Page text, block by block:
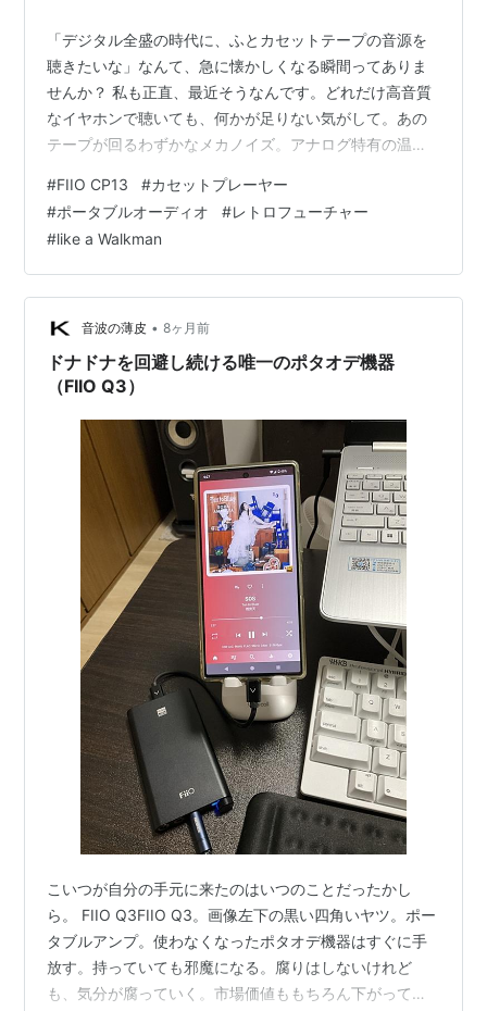
「デジタル全盛の時代に、ふとカセットテープの音源を
聴きたいな」なんて、急に懐かしくなる瞬間ってありま
せんか？ 私も正直、最近そうなんです。どれだけ高音質
なイヤホンで聴いても、何かが足りない気がして。あの
テープが回るわずかなメカノイズ。アナログ特有の温か
メントをしていますが、だからこそ、こうした「非効率
な贅沢」に価値を見出してしまうのです。 SONY
Walkmanの記憶が蘇るデザイン。「コンセプトの継承」
に魅了された つい最近、ネットで見かけて強く惹かれた
のが、このFIIO CP13というカセットプレーヤーです。
「カセットプレーヤーを今!?…
#FIIO CP13 #カセットプレーヤー
#ポータブルオーディオ #レトロフューチャー
#like a Walkman
音波の薄皮 • 8ヶ月前
ドナドナを回避し続ける唯一のポタオデ機器
（FIIO Q3）
こいつが自分の手元に来たのはいつのことだったかし
ら。 FIIO Q3FIIO Q3。画像左下の黒い四角いヤツ。ポー
タブルアンプ。使わなくなったポタオデ機器はすぐに手
放す。持っていても邪魔になる。腐りはしないけれど
も、気分が腐っていく。市場価値ももちろん下がってい